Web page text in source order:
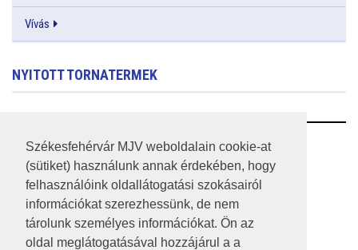
Székesfehérvár MJV weboldalain cookie-at
(sütiket) használunk annak érdekében, hogy
felhasználóink oldallátogatási szokásairól
információkat szerezhessünk, de nem
tárolunk személyes információkat. Ön az
oldal meglátogatásával hozzájárul a a
Vívás
NYITOTT TORNATERMEK
RSS
A HONLAP 2017.03.31-I ÁLLAPOTA
JOGI NYILATKOZAT
IMPRESSZUM